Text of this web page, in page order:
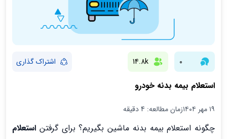
0
14.8k اشتراک گذاری
استعلام بیمه بدنه خودرو
۱۹ مهر ۱۴۰۴ زمان مطالعه: 4 دقیقه
چگونه استعلام بیمه بدنه ماشین بگیریم؟ برای گرفتن استعلام